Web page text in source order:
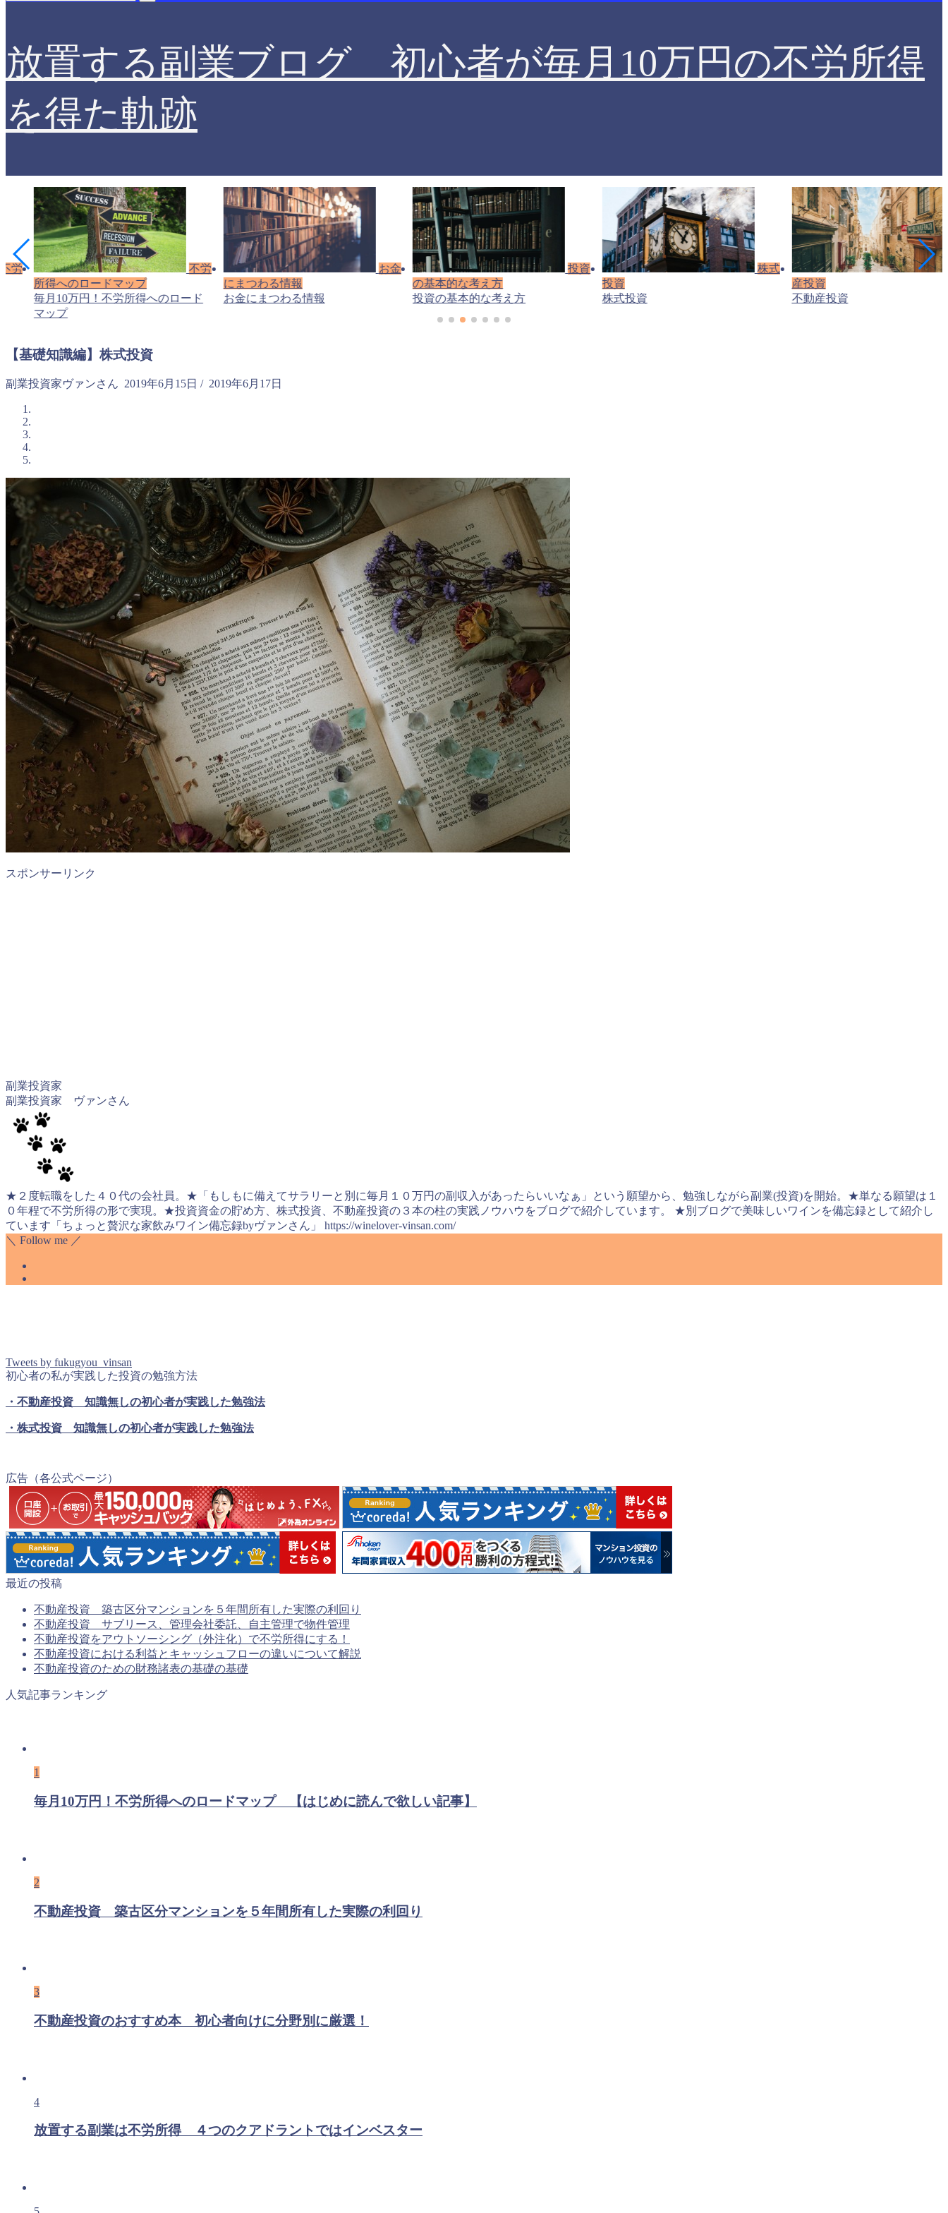
放置する副業ブログ 初心者が毎月10万円の不労所得
を得た軌跡
不労
不労
所得へのロードマップ
毎月10万円！不労所得へのロード
マップ
お金
にまつわる情報
お金にまつわる情報
投資
の基本的な考え方
投資の基本的な考え方
株式
投資
株式投資
産投資
不動産投資
【基礎知識編】株式投資
副業投資家ヴァンさん 2019年6月15日 / 2019年6月17日
スポンサーリンク
副業投資家
副業投資家 ヴァンさん
★２度転職をした４０代の会社員。★「もしもに備えてサラリーと別に毎月１０万円の副収入があったらいいなぁ」という願望から、勉強しながら副業(投資)を開始。★単なる願望は１
０年程で不労所得の形で実現。★投資資金の貯め方、株式投資、不動産投資の３本の柱の実践ノウハウをブログで紹介しています。 ★別ブログで美味しいワインを備忘録として紹介し
ています「ちょっと贅沢な家飲みワイン備忘録byヴァンさん」 https://winelover-vinsan.com/
＼ Follow me ／
Tweets by fukugyou_vinsan
初心者の私が実践した投資の勉強方法
・不動産投資 知識無しの初心者が実践した勉強法
・株式投資 知識無しの初心者が実践した勉強法
広告（各公式ページ）
最近の投稿
不動産投資 築古区分マンションを５年間所有した実際の利回り
不動産投資 サブリース、管理会社委託、自主管理で物件管理
不動産投資をアウトソーシング（外注化）で不労所得にする！
不動産投資における利益とキャッシュフローの違いについて解説
不動産投資のための財務諸表の基礎の基礎
人気記事ランキング
1
毎月10万円！不労所得へのロードマップ 【はじめに読んで欲しい記事】
2
不動産投資 築古区分マンションを５年間所有した実際の利回り
3
不動産投資のおすすめ本 初心者向けに分野別に厳選！
4
放置する副業は不労所得 ４つのクアドラントではインベスター